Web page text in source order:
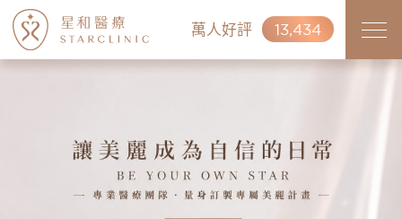
萬人好評 13,434